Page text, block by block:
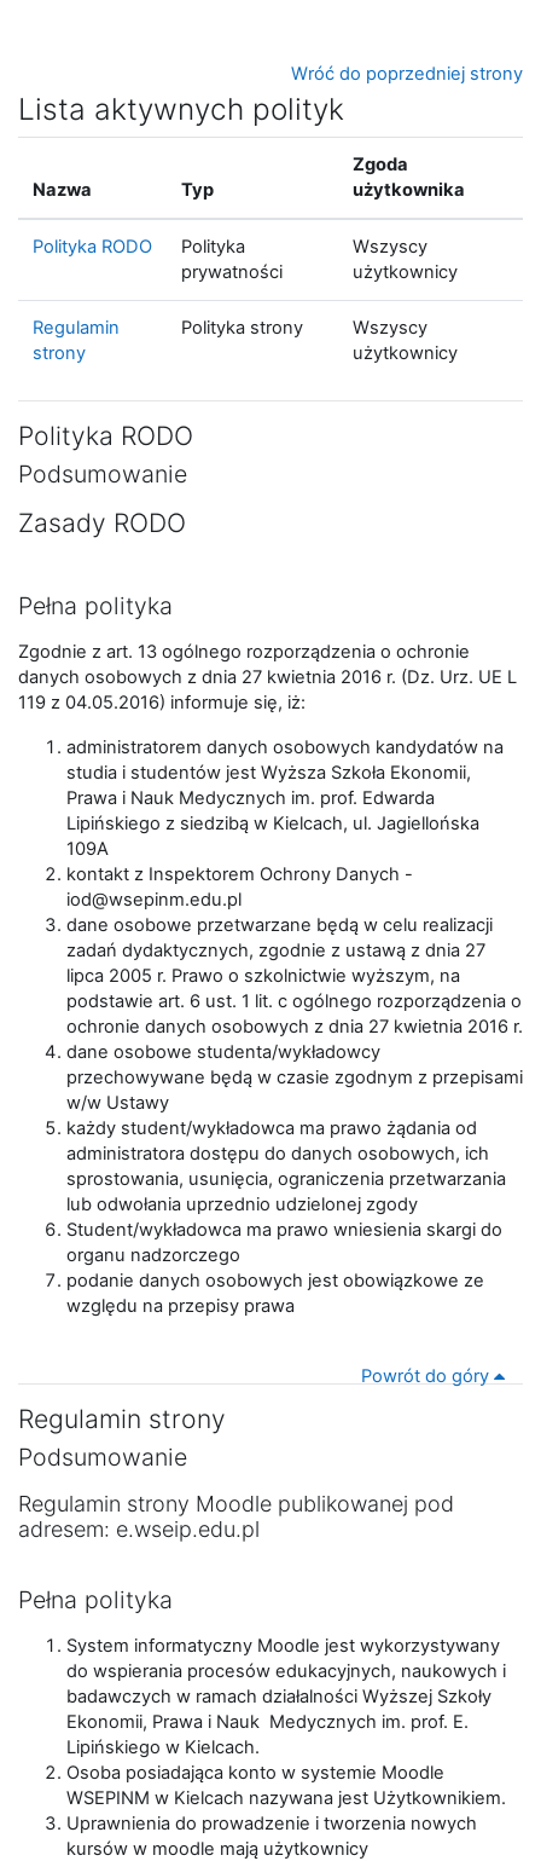
Wróć do poprzedniej strony
Lista aktywnych polityk
Nazwa Typ
Zgoda
użytkownika
Polityka RODO
Polityka
prywatności
Wszyscy
użytkownicy
Regulamin
strony
Polityka strony
Wszyscy
użytkownicy
Polityka RODO
Podsumowanie
Zasady RODO
Pełna polityka
Zgodnie z art. 13 ogólnego rozporządzenia o ochronie
danych osobowych z dnia 27 kwietnia 2016 r. (Dz. Urz. UE L
119 z 04.05.2016) informuje się, iż:
administratorem danych osobowych kandydatów na
studia i studentów jest Wyższa Szkoła Ekonomii,
Prawa i Nauk Medycznych im. prof. Edwarda
Lipińskiego z siedzibą w Kielcach, ul. Jagiellońska
109A
kontakt z Inspektorem Ochrony Danych -
iod@wsepinm.edu.pl
dane osobowe przetwarzane będą w celu realizacji
zadań dydaktycznych, zgodnie z ustawą z dnia 27
lipca 2005 r. Prawo o szkolnictwie wyższym, na
podstawie art. 6 ust. 1 lit. c ogólnego rozporządzenia o
ochronie danych osobowych z dnia 27 kwietnia 2016 r.
dane osobowe studenta/wykładowcy
przechowywane będą w czasie zgodnym z przepisami
w/w Ustawy
każdy student/wykładowca ma prawo żądania od
administratora dostępu do danych osobowych, ich
sprostowania, usunięcia, ograniczenia przetwarzania
lub odwołania uprzednio udzielonej zgody
Student/wykładowca ma prawo wniesienia skargi do
organu nadzorczego
podanie danych osobowych jest obowiązkowe ze
względu na przepisy prawa
Powrót do góry
Regulamin strony
Podsumowanie
Regulamin strony Moodle publikowanej pod
adresem: e.wseip.edu.pl
Pełna polityka
System informatyczny Moodle jest wykorzystywany
do wspierania procesów edukacyjnych, naukowych i
badawczych w ramach działalności Wyższej Szkoły
Ekonomii, Prawa i Nauk Medycznych im. prof. E.
Lipińskiego w Kielcach.
Osoba posiadająca konto w systemie Moodle
WSEPINM w Kielcach nazywana jest Użytkownikiem.
Uprawnienia do prowadzenie i tworzenia nowych
kursów w moodle mają użytkownicy